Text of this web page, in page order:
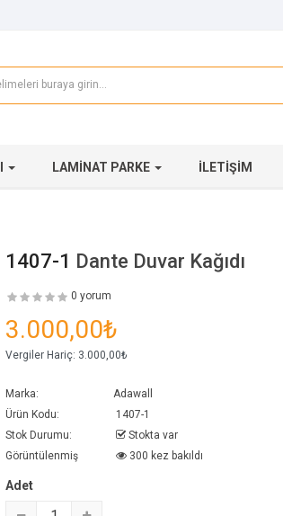
LAMINAT PARKE İLETIŞIM
1407-1 Dante Duvar Kağıdı
0 yorum
3.000,00₺
Vergiler Hariç: 3.000,00₺
Marka:
Adawall
Ürün Kodu:
1407-1
Stok Durumu:
Stokta var
Görüntülenmiş
300 kez bakıldı
Adet